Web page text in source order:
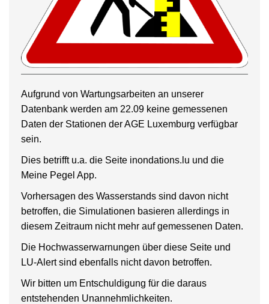
Aufgrund von Wartungsarbeiten an unserer
Datenbank werden am 22.09 keine gemessenen
Daten der Stationen der AGE Luxemburg verfügbar
sein.
Dies betrifft u.a. die Seite inondations.lu und die
Meine Pegel App.
Vorhersagen des Wasserstands sind davon nicht
betroffen, die Simulationen basieren allerdings in
diesem Zeitraum nicht mehr auf gemessenen Daten.
Die Hochwasserwarnungen über diese Seite und
LU-Alert sind ebenfalls nicht davon betroffen.
Wir bitten um Entschuldigung für die daraus
entstehenden Unannehmlichkeiten.